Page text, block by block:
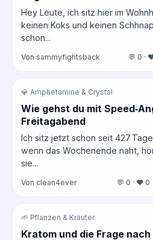
Hey Leute, ich sitz hier im
keinen Koks und keinen
schon...
Von sammyfightsback 💬 0 ·
💎 Amphetamine & Crystal
Wie gehst du mit
Freitagabend
Ich sitz jetzt schon seit 427
wenn das Wochenende naht,
sie...
Von clean4ever 💬 0 · ❤️ 0
🌱 Pflanzen & Kräuter
Kratom und die Frage